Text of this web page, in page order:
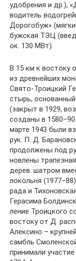
удоб­ре­ния и др.),
во­ди­тель
Дорогобуж»
буж­ская ТЭЦ
ок. 130 МВт).
В 15 км к вос­то­ку
из древ­ней­ших
Свя­то-­Тро­иц­кий
стырь,
(за­крыт в 1929,
соз­да­ны в
мар­те 1943 бы­ли
рук. П. Д.
про­дол­же­ны под
нов­ле­ны
де­рев. шат­ром
ло­коль­ня
ра­да и
Ге­ра­си­ма
ле­ние Тро­иц­ко­го
вос­то­ку от Д.
Алек­си­но –
самбль
при­ни­ма­ли